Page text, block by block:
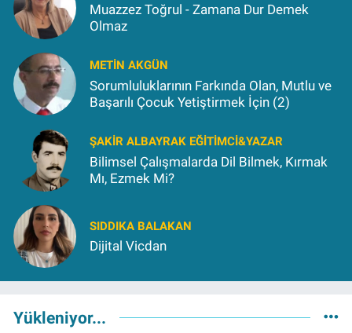
Muazzez Toğrul - Zamana Dur Demek
Olmaz
METIN AKGÜN
Sorumluluklarının Farkında Olan, Mutlu ve
Başarılı Çocuk Yetiştirmek İçin (2)
ŞAKIR ALBAYRAK EĞITIMCI&YAZAR
Bilimsel Çalışmalarda Dil Bilmek, Kırmak
Mı, Ezmek Mi?
SIDDIKA BALAKAN
Dijital Vicdan
Yükleniyor...